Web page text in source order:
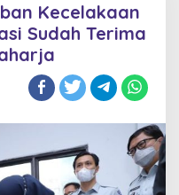
Kecelakaan
Sudah Terima